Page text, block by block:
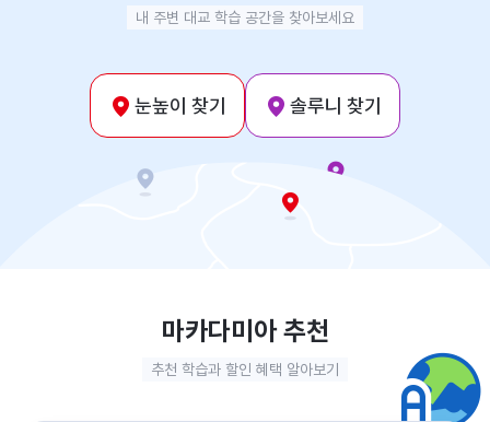
내 주변 대교 학습 공간을 찾아보세요
눈높이 찾기 솔루니 찾기
마카다미아 추천
추천 학습과 할인 혜택 알아보기